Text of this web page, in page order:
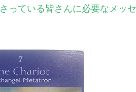
ている皆さんに必要なメッセ